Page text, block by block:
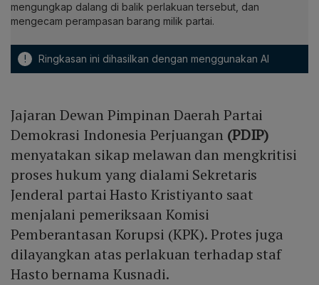
mengungkap dalang di balik perlakuan tersebut, dan
mengecam perampasan barang milik partai.
! Ringkasan ini dihasilkan dengan menggunakan AI
Jajaran Dewan Pimpinan Daerah Partai
Demokrasi Indonesia Perjuangan (PDIP)
menyatakan sikap melawan dan mengkritisi
proses hukum yang dialami Sekretaris
Jenderal partai Hasto Kristiyanto saat
menjalani pemeriksaan Komisi
Pemberantasan Korupsi (KPK). Protes juga
dilayangkan atas perlakuan terhadap staf
Hasto bernama Kusnadi.